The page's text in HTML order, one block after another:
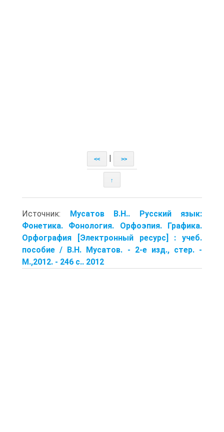
<< >>
↑
Источник: Мусатов В.Н.. Русский язык:
Фонетика. Фонология. Орфоэпия. Графика.
Орфография [Электронный ресурс] : учеб.
пособие / В.Н. Мусатов. - 2-е изд., стер. -
М.,2012. - 246 с.. 2012